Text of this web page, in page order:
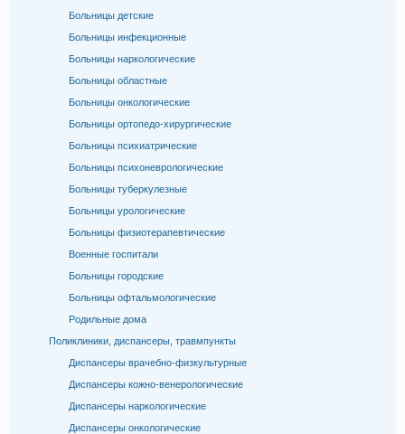
Больницы детские
Больницы инфекционные
Больницы наркологические
Больницы областные
Больницы онкологические
Больницы ортопедо-хирургические
Больницы психиатрические
Больницы психоневрологические
Больницы туберкулезные
Больницы урологические
Больницы физиотерапевтические
Военные госпитали
Больницы городские
Больницы офтальмологические
Родильные дома
Поликлиники, диспансеры, травмпункты
Диспансеры врачебно-физкультурные
Диспансеры кожно-венерологические
Диспансеры наркологические
Диспансеры онкологические